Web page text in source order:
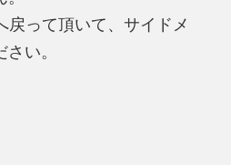
戻って頂いて、サイドメ
い。